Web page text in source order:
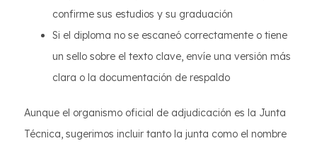
confirme sus estudios y su graduación
Si el diploma no se escaneó correctamente o tiene
un sello sobre el texto clave, envíe una versión más
clara o la documentación de respaldo
Aunque el organismo oficial de adjudicación es la Junta
Técnica, sugerimos incluir tanto la junta como el nombre